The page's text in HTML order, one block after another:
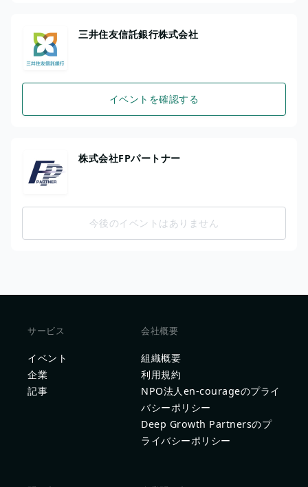
三井住友信託銀行株式会社
イベントを確認する
株式会社FPパートナー
今後のイベントはありません
サービス
イベント
企業
記事
会社概要
組織概要
利用規約
NPO法人en-courageのプライ
バシーポリシー
Deep Growth Partnersのプ
ライバシーポリシー